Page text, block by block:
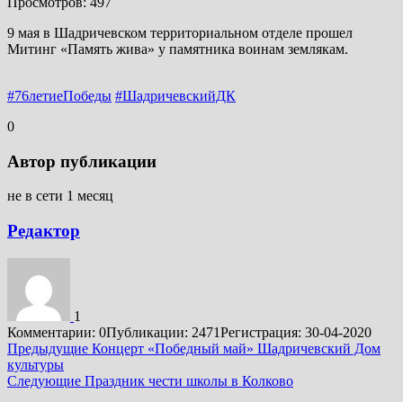
9 мая в Шадричевском территориальном отделе прошел
Митинг «Память жива» у памятника воинам землякам.
#76летиеПобеды #ШадричевскийДК
0
Автор публикации
не в сети 1 месяц
Редактор
1
Комментарии: 0Публикации: 2471Регистрация: 30-04-2020
Подробнее
Предыдущие Концерт «Победный май» Шадричевский Дом
культуры
Следующие Праздник чести школы в Колково